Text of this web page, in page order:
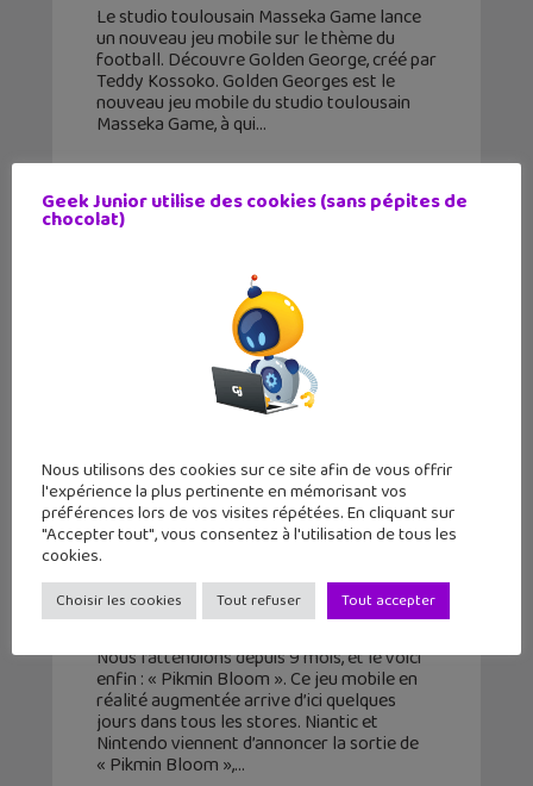
Le studio toulousain Masseka Game lance
un nouveau jeu mobile sur le thème du
football. Découvre Golden George, créé par
Teddy Kossoko. Golden Georges est le
nouveau jeu mobile du studio toulousain
Masseka Game, à qui
Niantic et Nintendo lancent Pikmin
Bloom, le jeu mobile en réalité
augmentée
27 octobre 2021
Nous l’attendions depuis 9 mois, et le voici
enfin : « Pikmin Bloom ». Ce jeu mobile en
réalité augmentée arrive d’ici quelques
jours dans tous les stores. Niantic et
Nintendo viennent d’annoncer la sortie de
« Pikmin Bloom »,
Geek Junior utilise des cookies (sans pépites de
chocolat)
Nous utilisons des cookies sur ce site afin de vous offrir
l'expérience la plus pertinente en mémorisant vos
préférences lors de vos visites répétées. En cliquant sur
"Accepter tout", vous consentez à l'utilisation de tous les
cookies.
Choisir les cookies Tout refuser Tout accepter